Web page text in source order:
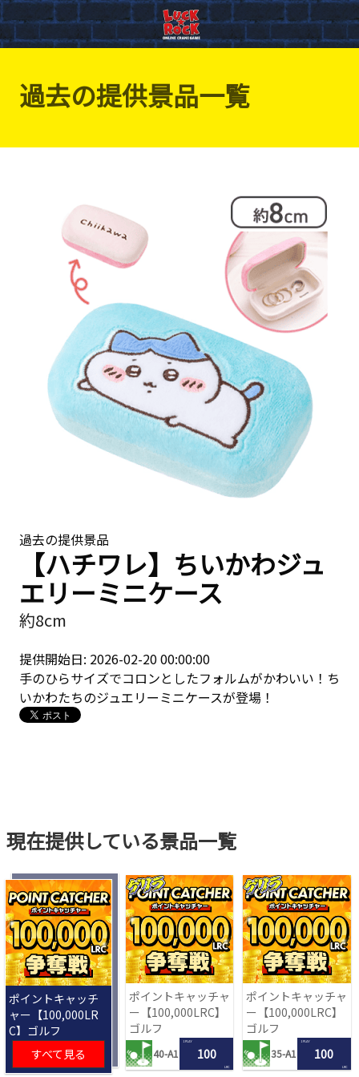
過去の提供景品一覧
過去の提供景品
【ハチワレ】ちいかわジュ
エリーミニケース
約8cm
提供開始日: 2026-02-20 00:00:00
手のひらサイズでコロンとしたフォルムがかわいい！ち
いかわたちのジュエリーミニケースが登場！
現在提供している景品一覧
ポイントキャッチ
ャー【100,000LR
C】ゴルフ
すべて見る
ポイントキャッチャ
ー【100,000LRC】
ゴルフ
40-A1
1 PLAY
100
LRC
ポイントキャッチャ
ー【100,000LRC】
ゴルフ
35-A1
1 PLAY
100
LRC